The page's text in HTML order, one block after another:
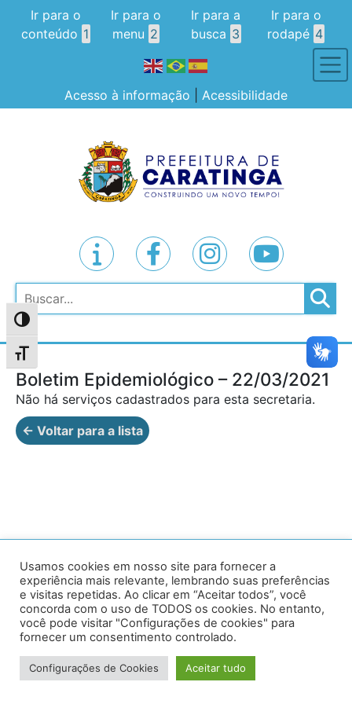
Alternar alto contraste
Alternar tamanho da fonte
Ir para o
conteúdo 1
Ir para o
menu 2
Ir para a
busca 3
Ir para o
rodapé 4
Acesso à informação Acessibilidade
Pesquisar
Boletim Epidemiológico – 22/03/2021
Não há serviços cadastrados para esta secretaria.
← Voltar para a lista
Av. Prof. Armando Alves da Silva, nº 1950 - Zacarias,
Caratinga - MG - 35302-403 / Tel: (33) 3329 8000
Desenvolvido por VersaTec
Usamos cookies em nosso site para fornecer a
experiência mais relevante, lembrando suas preferências
e visitas repetidas. Ao clicar em “Aceitar todos”, você
concorda com o uso de TODOS os cookies. No entanto,
você pode visitar "Configurações de cookies" para
fornecer um consentimento controlado.
Configurações de Cookies Aceitar tudo